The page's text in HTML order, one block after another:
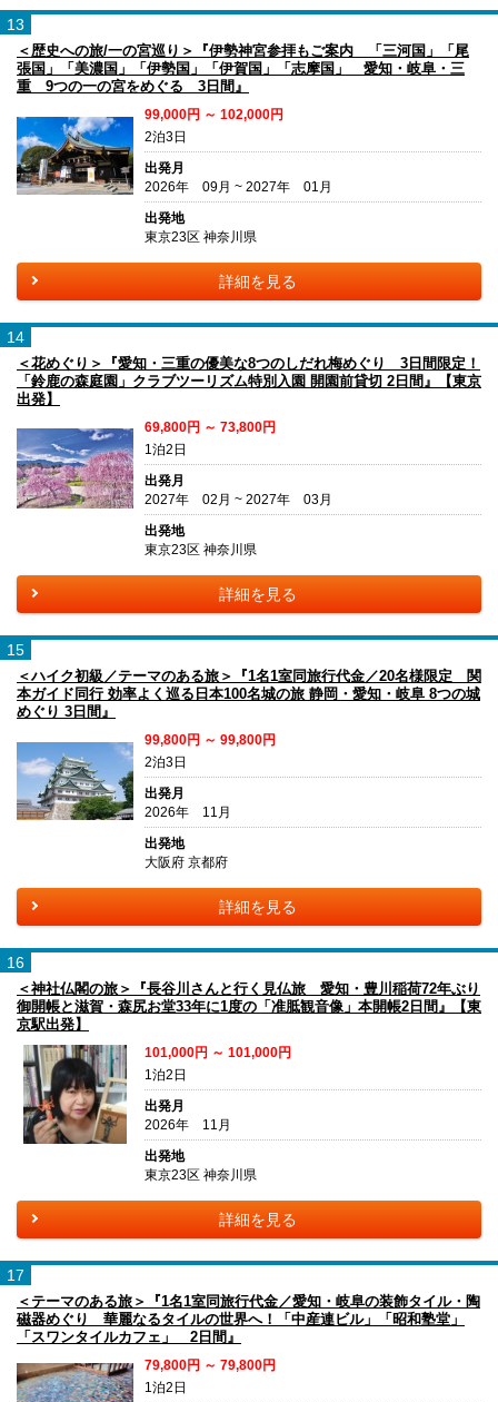
13
＜歴史への旅/一の宮巡り＞『伊勢神宮参拝もご案内 「三河国」「尾
張国」「美濃国」「伊勢国」「伊賀国」「志摩国」 愛知・岐阜・三
重 9つの一の宮をめぐる 3日間』
99,000円 ～ 102,000円
2泊3日
出発月
2026年 09月 ~ 2027年 01月
出発地
東京23区 神奈川県
詳細を見る
14
＜花めぐり＞『愛知・三重の優美な8つのしだれ梅めぐり 3日間限定！
「鈴鹿の森庭園」クラブツーリズム特別入園 開園前貸切 2日間』【東京
出発】
69,800円 ～ 73,800円
1泊2日
出発月
2027年 02月 ~ 2027年 03月
出発地
東京23区 神奈川県
詳細を見る
15
＜ハイク初級／テーマのある旅＞『1名1室同旅行代金／20名様限定 関
本ガイド同行 効率よく巡る日本100名城の旅 静岡・愛知・岐阜 8つの城
めぐり 3日間』
99,800円 ～ 99,800円
2泊3日
出発月
2026年 11月
出発地
大阪府 京都府
詳細を見る
16
＜神社仏閣の旅＞『長谷川さんと行く見仏旅 愛知・豊川稲荷72年ぶり
御開帳と滋賀・森尻お堂33年に1度の「准胝観音像」本開帳2日間』【東
京駅出発】
101,000円 ～ 101,000円
1泊2日
出発月
2026年 11月
出発地
東京23区 神奈川県
詳細を見る
17
＜テーマのある旅＞『1名1室同旅行代金／愛知・岐阜の装飾タイル・陶
磁器めぐり 華麗なるタイルの世界へ！「中産連ビル」「昭和塾堂」
「スワンタイルカフェ」 2日間』
79,800円 ～ 79,800円
1泊2日